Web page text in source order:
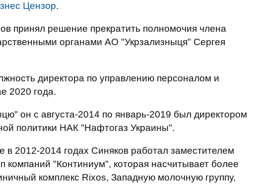
Цензор.
принял решение прекратить полномочия члена
органами АО "Укрзализныця" Сергея
директора по управлению персоналом и
2020 года.
он с августа-2014 по январь-2019 был директором
политики НАК "Нафтогаз Украины".
в 2012-2014 годах Синяков работал заместителем
компаний "Континиум", которая насчитывает более
комплекс Rixos, Западную молочную группу,